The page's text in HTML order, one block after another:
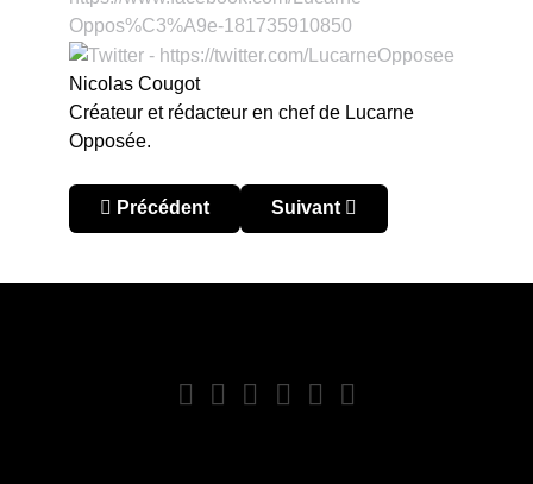
Nicolas Cougot
Créateur et rédacteur en chef de Lucarne
Opposée.
Article précédent : Paraguay – Clausura 2015 :
Précédent Article suivant : Paraguay –
Suivant